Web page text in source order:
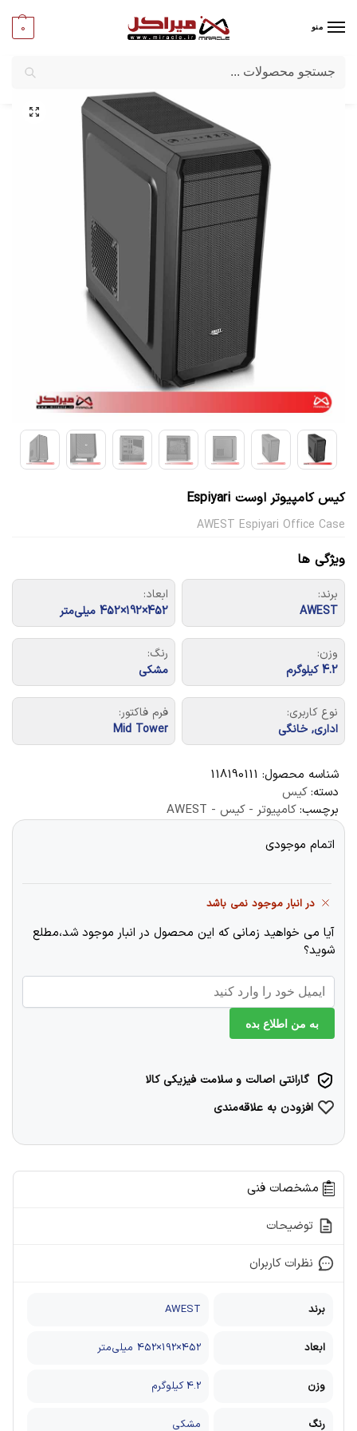
منو 0
میراکل/کامپیوتر/قطعات اصلی
کیس کامپیوتر اوست Espiyari
AWEST Espiyari Office Case
ویژگی ها
برند:
AWEST
ابعاد:
452×192×452 میلی‌متر
وزن:
4.2 کیلوگرم
رنگ:
مشکی
نوع کاربری:
اداری, خانگی
فرم فاکتور:
Mid Tower
شناسه محصول: 118190111
دسته:کیس
برچسب:کامپیوتر - کیس - AWEST
اتمام موجودی
در انبار موجود نمی باشد
آیا می خواهید زمانی که این محصول در انبار موجود شد،مطلع
شوید؟
به من اطلاع بده
گارانتی اصالت و سلامت فیزیکی کالا
افزودن به علاقه‌مندی
مشخصات فنی
توضیحات
نظرات کاربران
برند AWEST
ابعاد 452×192×452 میلی‌متر
وزن 4.2 کیلوگرم
رنگ مشکی